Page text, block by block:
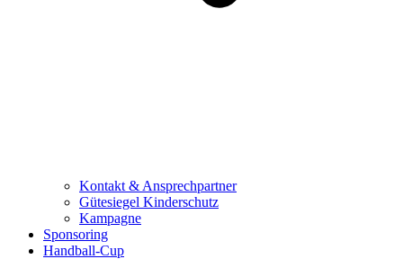
Kontakt & Ansprechpartner
Gütesiegel Kinderschutz
Kampagne
Sponsoring
Handball-Cup